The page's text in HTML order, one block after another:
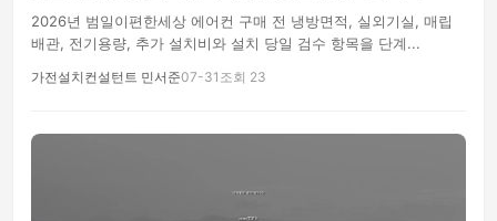
2026년 범일이편한세상 에어컨 구매 전 냉방면적, 실외기실, 매립
배관, 전기용량, 추가 설치비와 설치 당일 검수 항목을 단계...
가전설치컨설턴트 민서준07-31 조회 23